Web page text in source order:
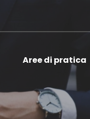
Aree di pratica